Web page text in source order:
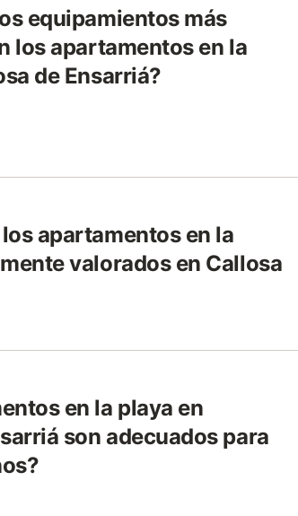
equipamientos más
los apartamentos en la
de Ensarriá?
apartamentos en la
valorados en Callosa
en la playa en
son adecuados para